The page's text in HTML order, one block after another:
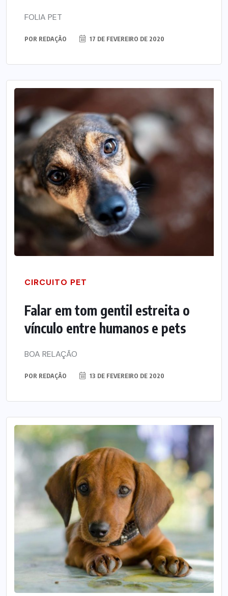
FOLIA PET
POR REDAÇÃO 17 DE FEVEREIRO DE 2020
CIRCUITO PET
Falar em tom gentil estreita o
vínculo entre humanos e pets
BOA RELAÇÃO
POR REDAÇÃO 13 DE FEVEREIRO DE 2020